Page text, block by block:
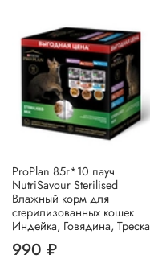
ProPlan 85г*10 пауч
NutriSavour Sterilised
Влажный корм для
стерилизованных кошек
Индейка, Говядина, Треска
990 ₽